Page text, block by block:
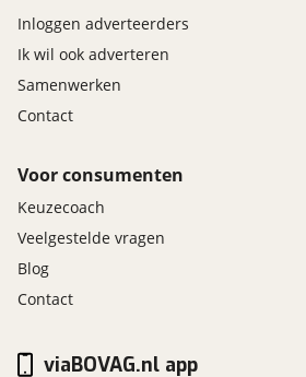
Inloggen adverteerders
Ik wil ook adverteren
Samenwerken
Contact
Voor consumenten
Keuzecoach
Veelgestelde vragen
Blog
Contact
viaBOVAG.nl app